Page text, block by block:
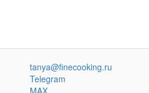
tanya@finecooking.ru
Telegram
MAX